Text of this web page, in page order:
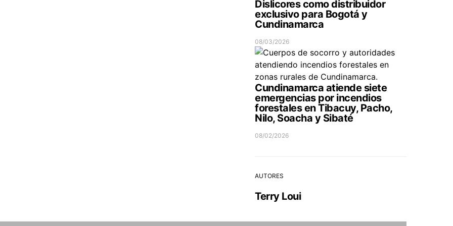
Dislicores como distribuidor
exclusivo para Bogotá y
Cundinamarca
08/03/2026
Cundinamarca atiende siete
emergencias por incendios
forestales en Tibacuy, Pacho,
Nilo, Soacha y Sibaté
08/02/2026
AUTORES
Terry Loui